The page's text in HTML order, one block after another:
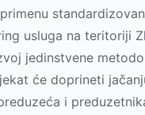
usluga na teritoriji
jedinstvene
će doprineti
i